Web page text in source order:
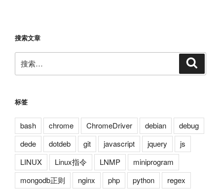
搜索文章
索：
标签
bash chrome ChromeDriver debian
debug
dede
dotdeb git javascript jquery
js
LINUX
Linux指令 LNMP
miniprogram
mongodb正则
nginx php python
regex